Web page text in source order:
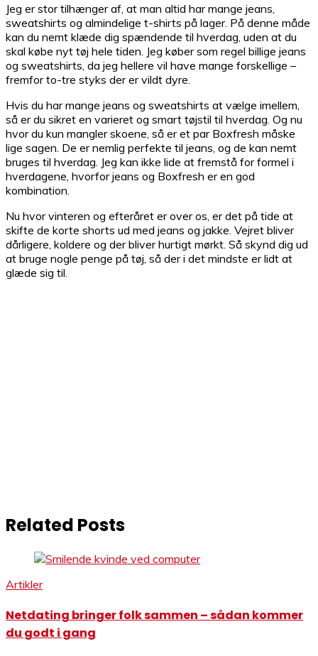
Jeg er stor tilhænger af, at man altid har mange jeans,
sweatshirts og almindelige t-shirts på lager. På denne måde
kan du nemt klæde dig spændende til hverdag, uden at du
skal købe nyt tøj hele tiden. Jeg køber som regel billige jeans
og sweatshirts, da jeg hellere vil have mange forskellige –
fremfor to-tre styks der er vildt dyre.
Hvis du har mange jeans og sweatshirts at vælge imellem,
så er du sikret en varieret og smart tøjstil til hverdag. Og nu
hvor du kun mangler skoene, så er et par Boxfresh måske
lige sagen. De er nemlig perfekte til jeans, og de kan nemt
bruges til hverdag. Jeg kan ikke lide at fremstå for formel i
hverdagene, hvorfor jeans og Boxfresh er en god
kombination.
Nu hvor vinteren og efteråret er over os, er det på tide at
skifte de korte shorts ud med jeans og jakke. Vejret bliver
dårligere, koldere og der bliver hurtigt mørkt. Så skynd dig ud
at bruge nogle penge på tøj, så der i det mindste er lidt at
glæde sig til.
Related Posts
Artikler
Netdating bringer folk sammen – sådan kommer
du godt i gang